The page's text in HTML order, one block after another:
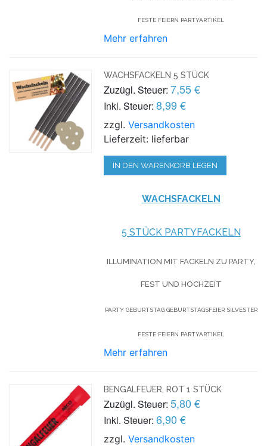
FESTE FEIERN PARTYARTIKEL
Mehr erfahren
WACHSFACKELN 5 STÜCK
Zuzügl. Steuer: 7,55 €
Inkl. Steuer: 8,99 €
zzgl.Versandkosten
Lieferzeit: lieferbar
IN DEN WARENKORB LEGEN
WACHSFACKELN
5 STÜCK PARTYFACKELN
ILLUMINATION MIT FACKELN ZU PARTY,
FEST UND HOCHZEIT
PARTY GEBURTSTAG GEBURTSTAGSFEIER SILVESTER
FESTE FEIERN PARTYARTIKEL
Mehr erfahren
BENGALFEUER, ROT 1 STÜCK
Zuzügl. Steuer: 5,80 €
Inkl. Steuer: 6,90 €
zzgl.Versandkosten